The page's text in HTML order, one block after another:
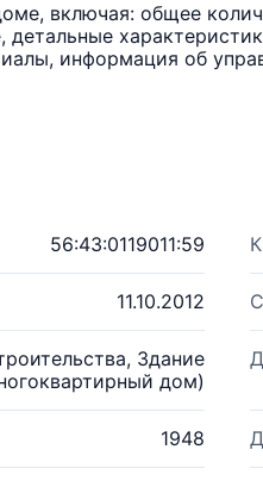
включая: общее
информация об
56:43:0119011:59
11.10.2012
Здание
дом)
1948